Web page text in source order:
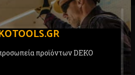
προϊόντων DEKO